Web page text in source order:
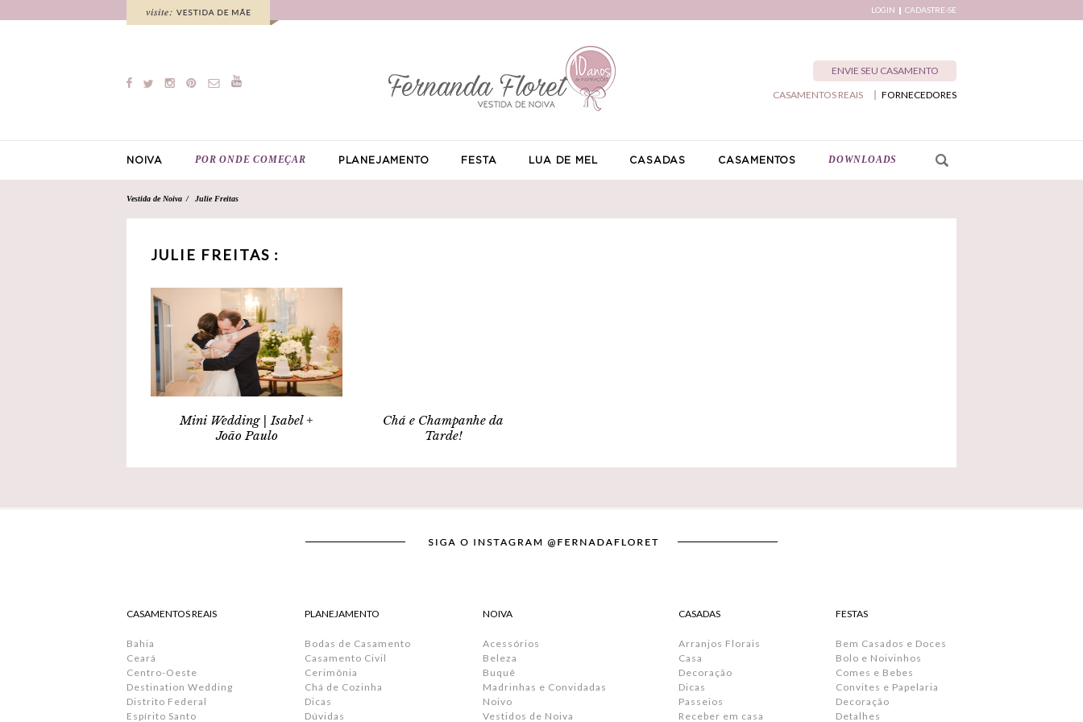
LOGIN CADASTRE-SE
ENVIE SEU CASAMENTO
FORNECEDORES
CASAMENTOS REAIS
NOIVA POR ONDE COMEÇAR PLANEJAMENTO FESTA LUA DE MEL CASADAS CASAMENTOS DOWNLOADS
Vestida de Noiva Julie Freitas
JULIE FREITAS :
Mini Wedding | Isabel +
João Paulo
Chá e Champanhe da
Tarde!
CASAMENTOS REAIS
Bahia
Ceará
Centro-Oeste
Destination Wedding
Distrito Federal
Espírito Santo
PLANEJAMENTO
Bodas de Casamento
Casamento Civil
Cerimônia
Chá de Cozinha
Dicas
Dúvidas
NOIVA
Acessórios
Beleza
Buquê
Madrinhas e Convidadas
Noivo
Vestidos de Noiva
CASADAS
Arranjos Florais
Casa
Decoração
Dicas
Passeios
Receber em casa
FESTAS
Bem Casados e Doces
Bolo e Noivinhos
Comes e Bebes
Convites e Papelaria
Decoração
Detalhes